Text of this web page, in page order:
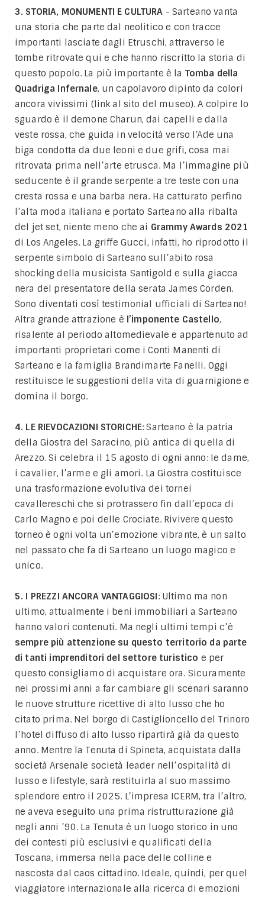
3. STORIA, MONUMENTI E CULTURA - Sarteano vanta
una storia che parte dal neolitico e con tracce
importanti lasciate dagli Etruschi, attraverso le
tombe ritrovate qui e che hanno riscritto la storia di
questo popolo. La più importante è la Tomba della
Quadriga Infernale, un capolavoro dipinto da colori
ancora vivissimi (link al sito del museo). A colpire lo
sguardo è il demone Charun, dai capelli e dalla
veste rossa, che guida in velocità verso l’Ade una
biga condotta da due leoni e due grifi, cosa mai
ritrovata prima nell’arte etrusca. Ma l’immagine più
seducente è il grande serpente a tre teste con una
cresta rossa e una barba nera. Ha catturato perfino
l’alta moda italiana e portato Sarteano alla ribalta
del jet set, niente meno che ai Grammy Awards 2021
di Los Angeles. La griffe Gucci, infatti, ho riprodotto il
serpente simbolo di Sarteano sull’abito rosa
shocking della musicista Santigold e sulla giacca
nera del presentatore della serata James Corden.
Sono diventati così testimonial ufficiali di Sarteano!
Altra grande attrazione è l’imponente Castello,
risalente al periodo altomedievale e appartenuto ad
importanti proprietari come i Conti Manenti di
Sarteano e la famiglia Brandimarte Fanelli. Oggi
restituisce le suggestioni della vita di guarnigione e
domina il borgo.
4. LE RIEVOCAZIONI STORICHE: Sarteano è la patria
della Giostra del Saracino, più antica di quella di
Arezzo. Si celebra il 15 agosto di ogni anno: le dame,
i cavalier, l’arme e gli amori. La Giostra costituisce
una trasformazione evolutiva dei tornei
cavallereschi che si protrassero fin dall’epoca di
Carlo Magno e poi delle Crociate. Rivivere questo
torneo è ogni volta un’emozione vibrante, è un salto
nel passato che fa di Sarteano un luogo magico e
unico.
5. I PREZZI ANCORA VANTAGGIOSI: Ultimo ma non
ultimo, attualmente i beni immobiliari a Sarteano
hanno valori contenuti. Ma negli ultimi tempi c’è
sempre più attenzione su questo territorio da parte
di tanti imprenditori del settore turistico e per
questo consigliamo di acquistare ora. Sicuramente
nei prossimi anni a far cambiare gli scenari saranno
le nuove strutture ricettive di alto lusso che ho
citato prima. Nel borgo di Castiglioncello del Trinoro
l’hotel diffuso di alto lusso ripartirà già da questo
anno. Mentre la Tenuta di Spineta, acquistata dalla
società Arsenale società leader nell’ospitalità di
lusso e lifestyle, sarà restituirla al suo massimo
splendore entro il 2025. L’impresa ICERM, tra l’altro,
ne aveva eseguito una prima ristrutturazione già
negli anni ’90. La Tenuta è un luogo storico in uno
dei contesti più esclusivi e qualificati della
Toscana, immersa nella pace delle colline e
nascosta dal caos cittadino. Ideale, quindi, per quel
viaggiatore internazionale alla ricerca di emozioni